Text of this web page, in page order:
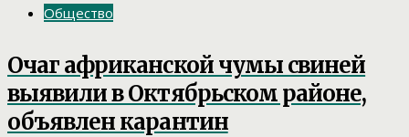
Общество
Очаг африканской чумы свиней
выявили в Октябрьском районе,
объявлен карантин